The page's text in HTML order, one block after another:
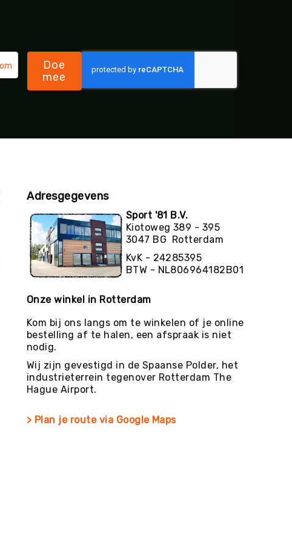
Doe
mee
Adresgegevens
Sport '81 B.V.
Kiotoweg 389 - 395
3047 BG Rotterdam
KvK - 24285395
BTW - NL806964182B01
Onze winkel in Rotterdam
Kom bij ons langs om te winkelen of je online
bestelling af te halen, een afspraak is niet
nodig.
Wij zijn gevestigd in de Spaanse Polder, het
industrieterrein tegenover Rotterdam The
Hague Airport.
> Plan je route via Google Maps